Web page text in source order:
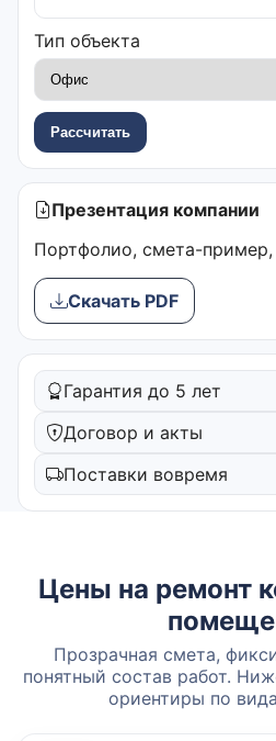
Тип объекта
Рассчитать
Презентация компании
Портфолио, смета-пример,
Скачать PDF
Гарантия до 5 лет
Договор и акты
Поставки вовремя
Цены на ремонт
Прозрачная смета,
понятный состав работ.
ориентиры по